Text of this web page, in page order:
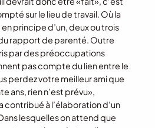
sur le lieu de travail. Où la
principe d’un, deux ou trois
rapport de parenté. Outre
par des préoccupations
pas compte du lien entre le
perdez votre meilleur ami que
ans, rien n’est prévu»,
contribué à l’élaboration d’un
lesquelles on attend que